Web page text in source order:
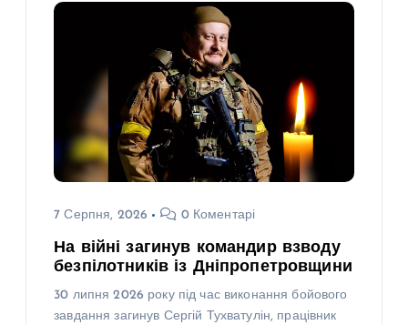
7 Серпня, 2026 0 Коментарі
На війні загинув командир взводу
безпілотників із Дніпропетровщини
30 липня 2026 року під час виконання бойового
завдання загинув Сергій Тухватулін, працівник